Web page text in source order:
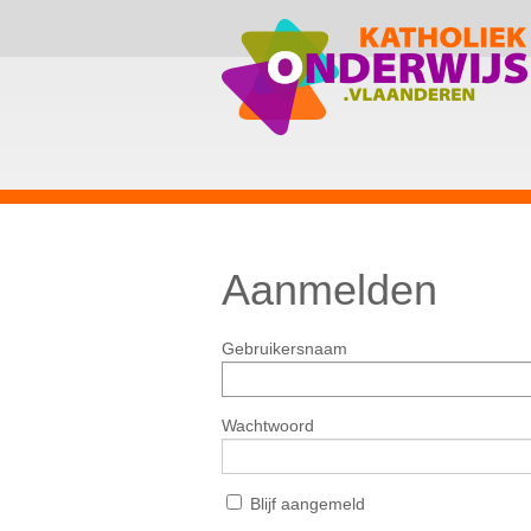
Aanmelden
Gebruikersnaam
Wachtwoord
Blijf aangemeld